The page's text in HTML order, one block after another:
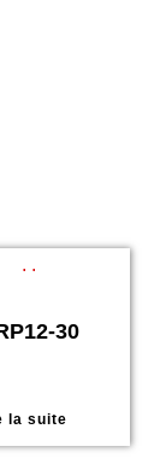
30
la suite